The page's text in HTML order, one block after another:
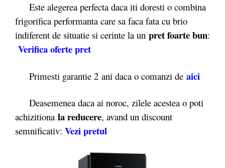
Este alegerea perfecta daca iti doresti o combina
frigorifica performanta care sa faca fata cu brio
indiferent de situatie si cerinte la un pret foarte bun:
Verifica oferte pret
Primesti garantie 2 ani daca o comanzi de aici
Deasemenea daca ai noroc, zilele acestea o poti
achizitiona la reducere, avand un discount
semnificativ: Vezi pretul